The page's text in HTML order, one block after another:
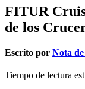
FITUR
de los
Escrito por Nota
Tiempo de lectura